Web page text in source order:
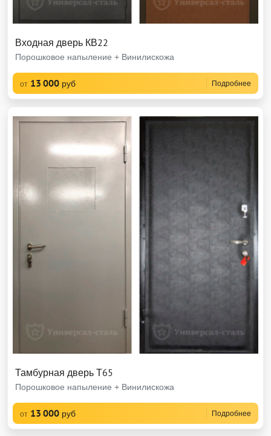
Входная дверь КВ22
Порошковое напыление + Винилискожа
от 13 000 руб Подробнее
Тамбурная дверь Т65
Порошковое напыление + Винилискожа
от 13 000 руб Подробнее